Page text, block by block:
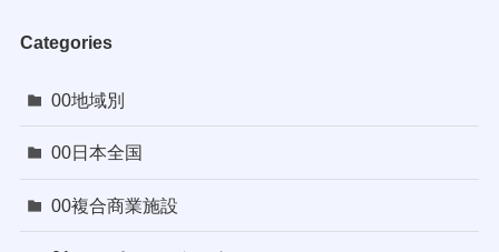
Categories
00地域別
00日本全国
00複合商業施設